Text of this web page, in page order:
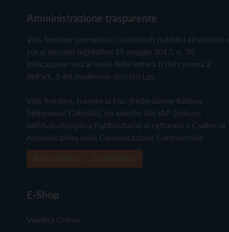
Amministrazione trasparente
Vita Trentina percepisce i contributi pubblici all'editoria
cui al decreto legislativo 15 maggio 2017, n. 70.
Indicazione resa ai sensi della lettera f) del comma 2
dell'art. 5 del medesimo decreto Lgs.
Vita Trentina, tramite la Fisc (Federazione Italiana
Settimanali Cattolici), ha aderito allo IAP (Istituto
dell'Autodisciplina Pubblicitaria) accettando il Codice di
Autodisciplina della Comunicazione Commerciale
E-Shop
Vendita Online